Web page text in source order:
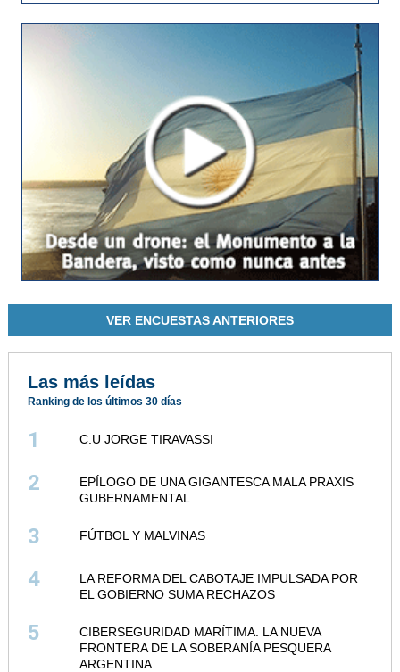
VER ENCUESTAS ANTERIORES
Las más leídas
Ranking de los últimos 30 días
1 C.U JORGE TIRAVASSI
2
EPÍLOGO DE UNA GIGANTESCA MALA PRAXIS
GUBERNAMENTAL
3 FÚTBOL Y MALVINAS
4
LA REFORMA DEL CABOTAJE IMPULSADA POR
EL GOBIERNO SUMA RECHAZOS
5
CIBERSEGURIDAD MARÍTIMA. LA NUEVA
FRONTERA DE LA SOBERANÍA PESQUERA
ARGENTINA